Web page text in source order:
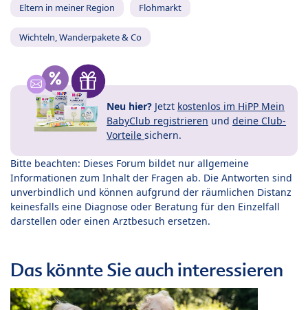
Eltern in meiner Region Flohmarkt
Wichteln, Wanderpakete & Co
Neu hier? Jetzt kostenlos im HiPP Mein
BabyClub registrieren und deine Club-
Vorteile sichern.
Bitte beachten: Dieses Forum bildet nur allgemeine
Informationen zum Inhalt der Fragen ab. Die Antworten sind
unverbindlich und können aufgrund der räumlichen Distanz
keinesfalls eine Diagnose oder Beratung für den Einzelfall
darstellen oder einen Arztbesuch ersetzen.
Das könnte Sie auch interessieren